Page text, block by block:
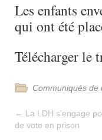
Les enfants
qui ont été
Télécharger le
Communiqués de
← La LDH s’engage
de vote en prison